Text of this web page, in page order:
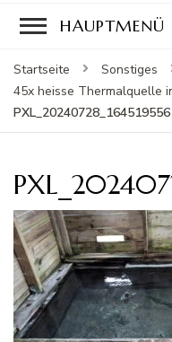
HAUPTMENÜ
Startseite
Sonstiges
45x heisse Thermalquelle
PXL_20240728_164519556